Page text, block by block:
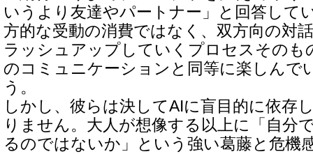
いうより友達やパートナー」と回答して
方的な受動の消費ではなく、双方向の対
ラッシュアップしていくプロセスそのも
のコミュニケーションと同等に楽しんで
う。
しかし、彼らは決してAIに盲目的に依存
りません。大人が想像する以上に「自分
るのではないか」という強い葛藤と危機